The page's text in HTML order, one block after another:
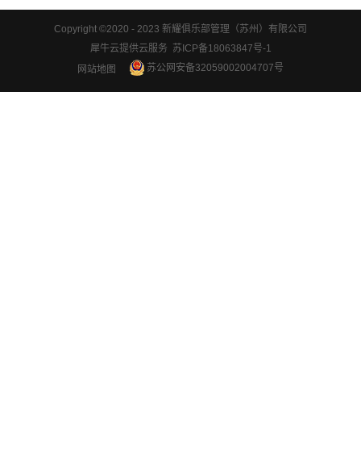
Copyright ©2020 - 2023 新耀俱乐部管理（苏州）有限公司
犀牛云提供云服务 苏ICP备18063847号-1
网站地图
苏公网安备32059002004707号